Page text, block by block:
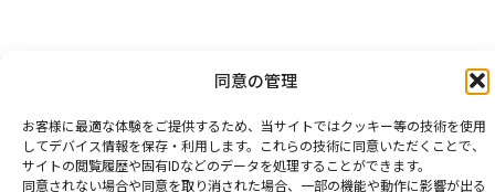
同意の管理
お客様に最適な体験をご提供するため、当サイトではクッキー等の技術を使用
してデバイス情報を保存・利用します。これらの技術に同意いただくことで、
サイトの閲覧履歴や固有IDなどのデータを処理することができます。
同意されない場合や同意を取り消された場合、一部の機能や動作に影響が出る